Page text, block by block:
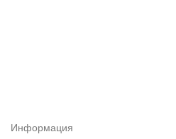
Информация